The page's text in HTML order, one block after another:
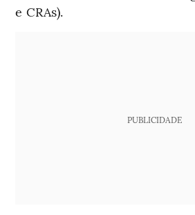
e CRAs).
PUBLICIDADE